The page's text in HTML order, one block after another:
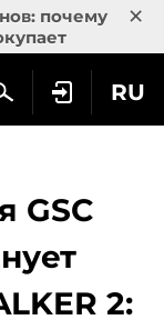
почему
×
RU
GSC
2: